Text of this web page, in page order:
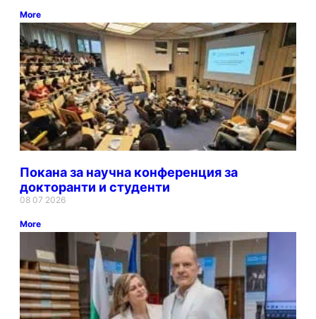
More
Покана за научна конференция за
докторанти и студенти
08 07 2026
More